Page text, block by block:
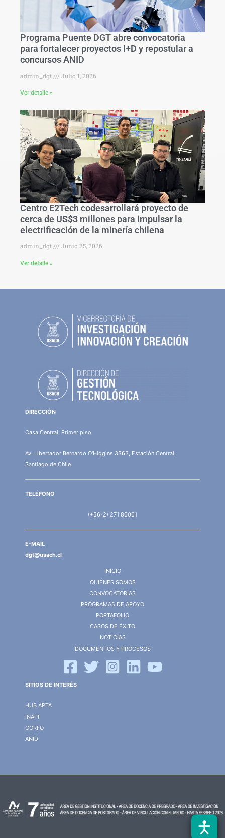
Programa Puente DGT abre convocatoria
para fortalecer proyectos I+D y repostular a
concursos ANID
admin_dgt Julio 1, 2026
Ver detalle »
Centro E2Tech codesarrollará proyecto de
cerca de US$3 millones para impulsar la
electrificación de la minería chilena
admin_dgt Junio 25, 2026
Ver detalle »
DIRECCIÓN
Casa Central, Primer piso
Av. Libertador Bernardo O'Higgins 3363, Estación Central,
Santiago de Chile.
TELÉFONO
(+56-2) 271 80061
E-MAIL
dgt@usach.cl
INICIO
QUIÉNES SOMOS
CONVOCATORIAS
PROGRAMAS DE APOYO
PORTAFOLIO
CASOS DE ÉXITO
NOTICIAS
DOCUMENTOS Y PROCESOS
SITIOS DE INTERÉS
HUB APTA
INAPI
CORFO
ANID